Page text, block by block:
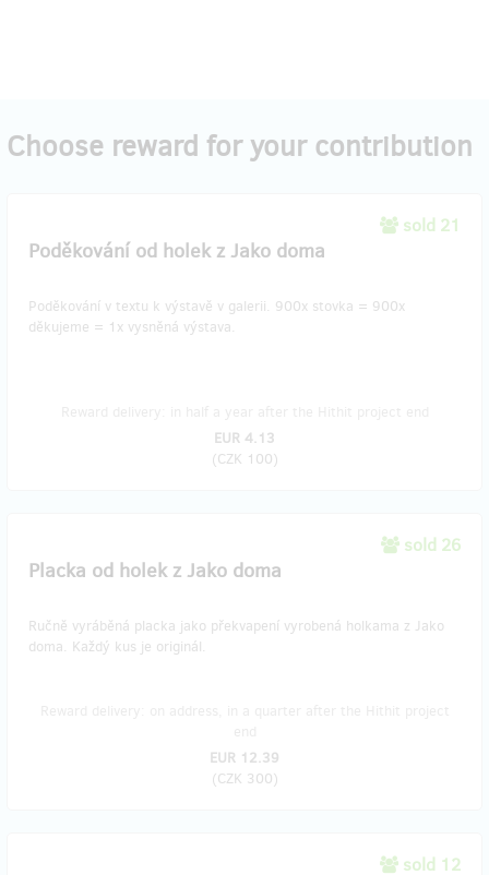
Choose reward for your contribution
sold 21
Poděkování od holek z Jako doma
Poděkování v textu k výstavě v galerii. 900x stovka = 900x
děkujeme = 1x vysněná výstava.
EUR 4.13
(CZK 100)
sold 26
Placka od holek z Jako doma
Ručně vyráběná placka jako překvapení vyrobená holkama z Jako
doma. Každý kus je originál.
EUR 12.39
(CZK 300)
sold 12